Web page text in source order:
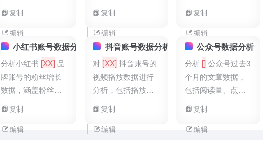
[图片类型描述]
图（如：
对比图]） ▸ 文案用
[风格形容词]语气 ▸
带上[热门标签]话
题
复制
编辑
员专属福利（如提
前阅读热门书籍章
节、参与作者线上
见面会）、用户互
动社区建设（如读
书打卡、书评分
策划及社区运营计
划，提升付费用户
复制
编辑
足、界面设计不友
好），设计用户留
存活动（如连续签
到送会员天数、个
性化歌单推荐）、
优化产品功能建议
筛选功能），输出
为用户留存方案及
复制
编辑
小红书账号数据分析
分析小红书 [XX]品
牌账号的粉丝增长
数据，涵盖粉丝数
分布、粉丝年龄层
次占比。根据数据
复制
编辑
抖音账号数据分析
对 [XX]抖音账号的
视频播放数据进行
分析，包括播放
率、评论率。按照
视频内容类型（如
复制
编辑
公众号数据分析
分析 []公众号过去3
个月的文章数据，
包括阅读量、点赞
数。要求生成数据
可视化图表（折线
复制
编辑